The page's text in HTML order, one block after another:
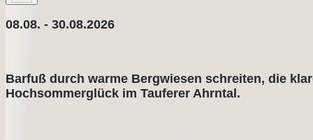
08.08. - 30.08.2026
Barfuß durch warme Bergwiesen schreiten, die
Hochsommerglück im Tauferer Ahrntal.